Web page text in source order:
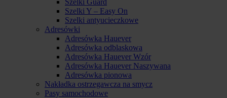
Szelki Guard
Szelki Y – Easy On
Szelki antyucieczkowe
Adresówki
Adresówka Hauever
Adresówka odblaskowa
Adresówka Hauever Wzór
Adresówka Hauever Naszywana
Adresówka pionowa
Nakładka ostrzegawcza na smycz
Pasy samochodowe